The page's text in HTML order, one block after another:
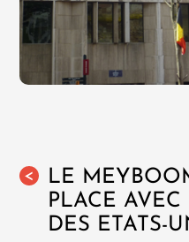
<
LE
PLACE AVEC
DES ETATS-